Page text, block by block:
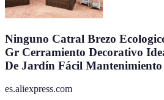
Ninguno Catral Brezo
Gr Cerramiento Decorativo
De Jardín Fácil
es.aliexpress.com